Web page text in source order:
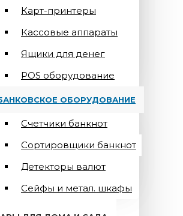
Карт-принтеры
Кассовые аппараты
Ящики для денег
POS оборудование
ОБОРУДОВАНИЕ
Счетчики банкнот
Сортировщики банкнот
Детекторы валют
Сейфы и метал. шкафы